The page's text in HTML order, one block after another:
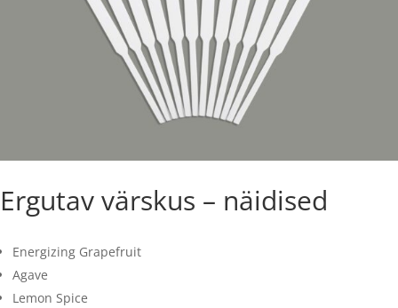
Ergutav värskus – näidised
Energizing Grapefruit
Agave
Lemon Spice